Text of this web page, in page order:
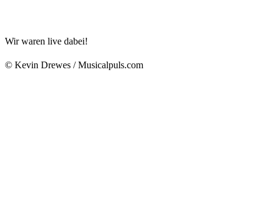
Wir waren live dabei!
© Kevin Drewes / Musicalpuls.com